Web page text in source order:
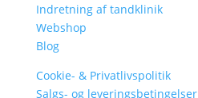
Indretning af tandklinik
Webshop
Blog
Cookie- & Privatlivspolitik
Salgs- og leveringsbetingelser